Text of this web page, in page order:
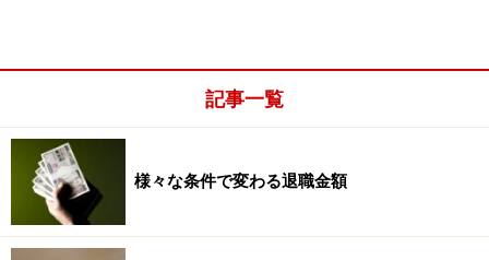
記事一覧
様々な条件で変わる退職金額